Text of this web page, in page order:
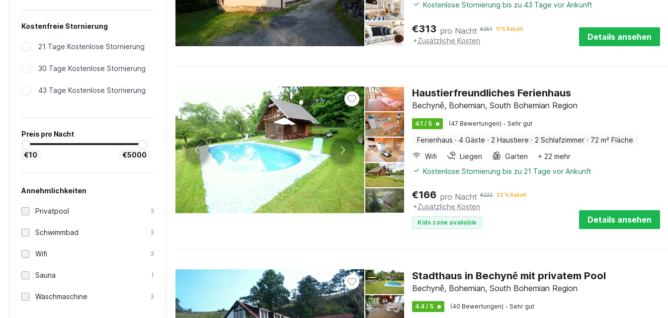
Kostenfreie Stornierung
21 Tage Kostenlose Stornierung
30 Tage Kostenlose Stornierung
43 Tage Kostenlose Stornierung
Preis pro Nacht
€10 €5000
Annehmlichkeiten
Privatpool 3
Schwimmbad 3
Wifi 3
Sauna 1
Waschmaschine 3
Kostenlose Stornierung bis zu 43 Tage vor Ankunft
€313 pro Nacht €351 11 % Rabatt
+Zusätzliche Kosten Details ansehen
Haustierfreundliches Ferienhaus
Bechyně, Bohemian, South Bohemian Region
4.1 / 5 (47 Bewertungen) · Sehr gut
Ferienhaus · 4 Gäste · 2 Haustiere · 2 Schlafzimmer · 72 m² Fläche
Wifi
Liegen Garten
+ 22 mehr
Kostenlose Stornierung bis zu 21 Tage vor Ankunft
€166 pro Nacht €222 22 % Rabatt
+Zusätzliche Kosten
Kids zone available Details ansehen
Stadthaus in Bechyně mit privatem Pool
Bechyně, Bohemian, South Bohemian Region
4.4 / 5 (40 Bewertungen) · Sehr gut